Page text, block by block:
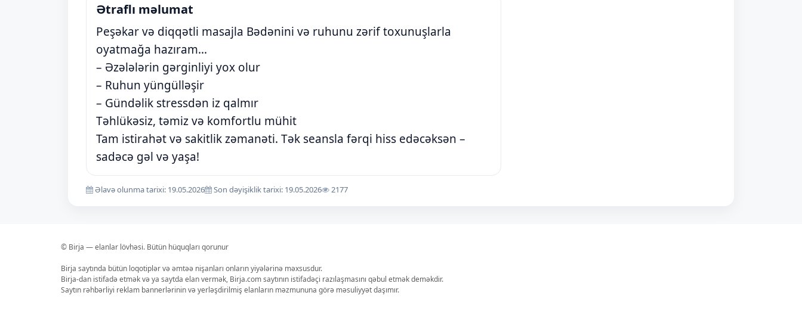
Ətraflı məlumat
Peşəkar və diqqətli masajla Bədənini və ruhunu zərif toxunuşlarla
oyatmağa hazıram...
– Əzələlərin gərginliyi yox olur
– Ruhun yüngülləşir
– Gündəlik stressdən iz qalmır
Təhlükəsiz, təmiz və komfortlu mühit
Tam istirahət və sakitlik zəmanəti. Tək seansla fərqi hiss edəcəksən –
sadəcə gəl və yaşa!
Əlavə olunma tarixi: 19.05.2026 Son dəyişiklik tarixi: 19.05.2026 2177
© Birja — elanlar lövhəsi. Bütün hüquqları qorunur
Birja saytında bütün loqotiplər və əmtəə nişanları onların yiyələrinə məxsusdur.
Birja-dan istifadə etmək və ya saytda elan vermək, Birja.com saytının istifadəçi razılaşmasını qəbul etmək deməkdir.
Saytın rəhbərliyi reklam bannerlərinin və yerləşdirilmiş elanların məzmununa görə məsuliyyət daşımır.